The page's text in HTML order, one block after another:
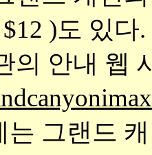
)도 있다.
의 안내 웹
는 그랜드